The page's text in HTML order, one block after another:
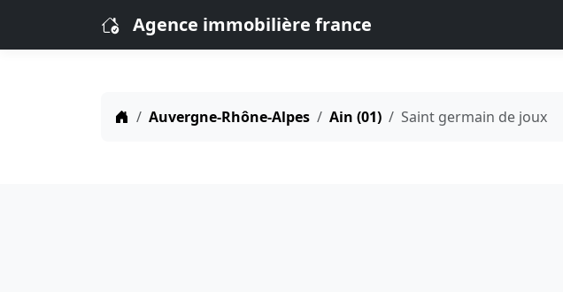
Agence immobilière france
Auvergne-Rhône-Alpes Ain (01) Saint germain de joux